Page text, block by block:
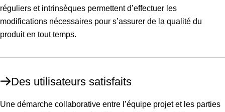
réguliers et intrinsèques permettent d’effectuer les
modifications nécessaires pour s’assurer de la qualité du
produit en tout temps.
Des utilisateurs satisfaits
Une démarche collaborative entre l’équipe projet et les parties